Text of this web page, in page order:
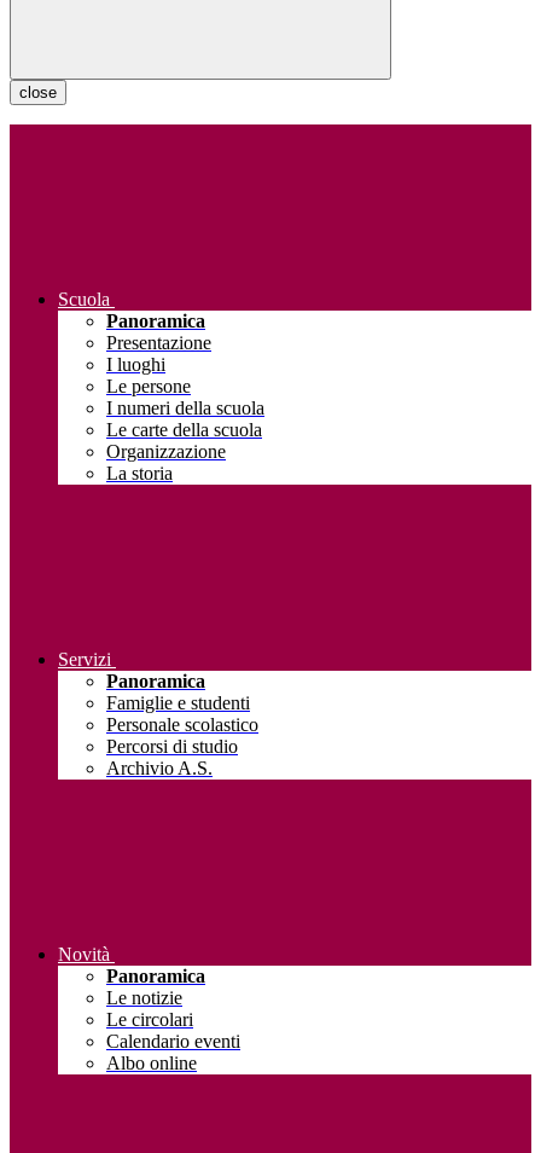
close
Scuola
Panoramica
Presentazione
I luoghi
Le persone
I numeri della scuola
Le carte della scuola
Organizzazione
La storia
Servizi
Panoramica
Famiglie e studenti
Personale scolastico
Percorsi di studio
Archivio A.S.
Novità
Panoramica
Le notizie
Le circolari
Calendario eventi
Albo online